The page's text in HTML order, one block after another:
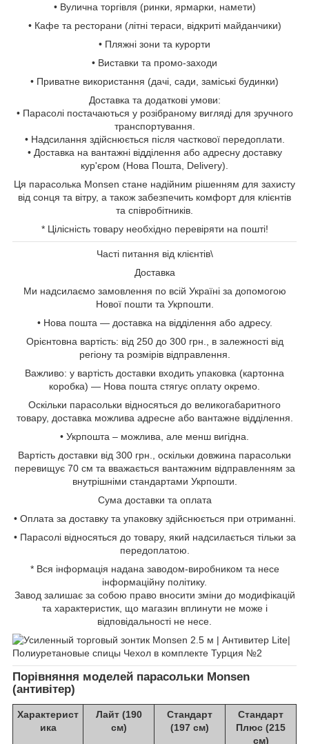
• Вулична торгівля (ринки, ярмарки, намети)
• Кафе та ресторани (літні тераси, відкриті майданчики)
• Пляжні зони та курорти
• Виставки та промо-заходи
• Приватне використання (дачі, сади, заміські будинки)
Доставка та додаткові умови:
• Парасолі постачаються у розібраному вигляді для зручного
транспортування.
• Надсилання здійснюється після часткової передоплати.
• Доставка на вантажні відділення або адресну доставку
кур'єром (Нова Пошта, Delivery).
Ця парасолька Monsen стане надійним рішенням для захисту
від сонця та вітру, а також забезпечить комфорт для клієнтів
та співробітників.
* Цілісність товару необхідно перевіряти на пошті!
Часті питання від клієнтів\
Доставка
Ми надсилаємо замовлення по всій Україні за допомогою
Нової пошти та Укрпошти.
• Нова пошта — доставка на відділення або адресу.
Орієнтовна вартість: від 250 до 300 грн., в залежності від
регіону та розмірів відправлення.
Важливо: у вартість доставки входить упаковка (картонна
коробка) — Нова пошта стягує оплату окремо.
Оскільки парасольки відносяться до великогабаритного
товару, доставка можлива адресне або вантажне відділення.
• Укрпошта – можлива, але менш вигідна.
Вартість доставки від 300 грн., оскільки довжина парасольки
перевищує 70 см та вважається вантажним відправленням за
внутрішніми стандартами Укрпошти.
Сума доставки та оплата
• Оплата за доставку та упаковку здійснюється при отриманні.
• Парасолі відносяться до товару, який надсилається тільки за
передоплатою.
* Вся інформація надана заводом-виробником та несе
інформаційну політику.
Завод залишає за собою право вносити зміни до модифікацій
та характеристик, що магазин вплинути не може і
відповідальності не несе.
Порівняння моделей парасольки Monsen
(антивітер)
Характерист
ика
Лайт (190
см)
Стандарт
(197 см)
Стандарт
Плюс (215
см)